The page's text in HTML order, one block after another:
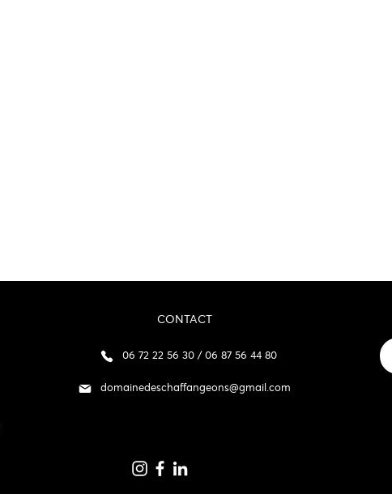
CONTACT
06 72 22 56 30 / 06 87 56 44 80
domainedeschaffangeons@gmail.com